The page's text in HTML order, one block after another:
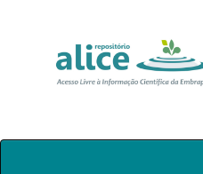
Skip